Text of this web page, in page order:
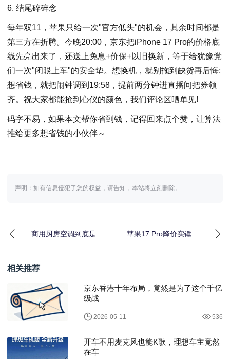
6. 结尾碎碎念
每年双11，苹果只给一次"官方低头"的机会，其余时间都是
第三方在折腾。今晚20:00，京东把iPhone 17 Pro的价格底
线先亮出来了，还送上免息+价保+以旧换新，等于给犹豫党
们一次"闭眼上车"的安全垫。想换机，就别拖到缺货再后悔;
想省钱，就把闹钟调到19:58，提前两分钟进直播间把券领
齐。祝大家都能抢到心仪的颜色，我们评论区晒单见!
码字不易，如果本文帮你省到钱，记得回来点个赞，让算法
推给更多想省钱的小伙伴～
声明：如有信息侵犯了您的权益，请告知，本站将立刻删除。
商用厨房空调到底是选
苹果17 Pro降价实锤！
相关推荐
京东香港十年布局，竟然是为了这个千亿
级战
2026-05-11 536
开车不用麦克风也能K歌，理想车主竟然
在车